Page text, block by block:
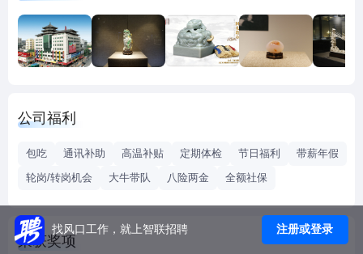
礼造办”。这当中包括北京APEC会议、两届“一带一路”国际合
作高峰论坛、中非合作论坛、亚洲文明对话大会等主场外交
活动领导人及配偶礼品；纪念联合国成立70周年赠礼《和平
送美国总统、俄罗斯总统、英国女王和印度总统等众多国家
委、北京市等30余个省部级单位的抗疫表彰项目奖章、奖牌
及荣誉证书设计制作任务。特别是在中央建党百年系列活动
服务保障任务中，圆满完成国家功勋荣誉表彰体系压轴之
作“七一”勋章、“光荣在党50年”纪念章、“全国优秀县委书
公司福利
包吃 通讯补助 高温补贴 定期体检 节日福利
带薪年假
轮岗/转岗机会
大牛带队 八险两金 全额社保
荣获奖项
找风口工作，就上智联招聘 注册或登录